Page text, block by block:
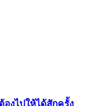
องไปให้ได้สักครั้ง